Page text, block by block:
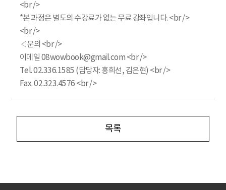
<br />
*본 과정은 별도의 수강료가 없는 무료 강좌입니다. <br />
<br />
◁문의 <br />
이메일 08wowbook@gmail.com <br />
Tel. 02.336.1585 (담당자: 홍희선, 김은현) <br />
Fax. 02.323.4576 <br />
목록